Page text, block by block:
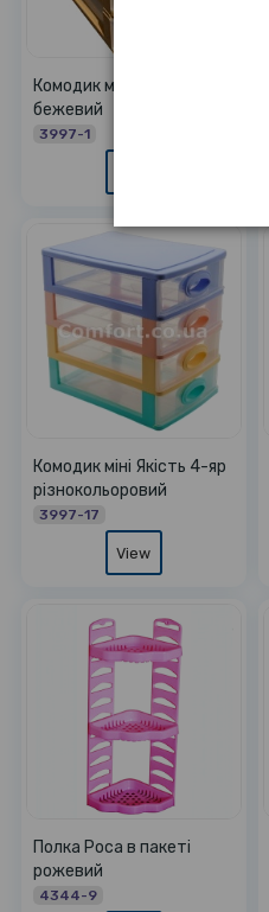
Комодик міні Якість 4-яр
бежевий
3997-1
Комодик міні Якість 4-яр
різнокольоровий
3997-17
View
Полка Роса в пакеті
рожевий
4344-9